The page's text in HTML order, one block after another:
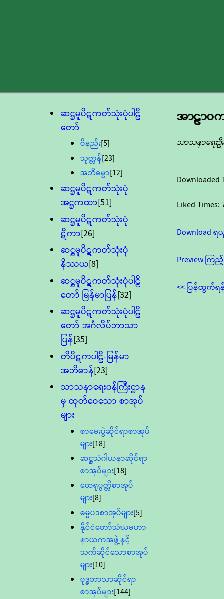
ဆဋ္ဌမူပိဋကတ်သုံးပုံပါဠိ
တော်
ဝိနည်း[5]
သုတ္တန်[23]
အဘိဓမ္မာ[12]
ဆဋ္ဌမူပိဋကတ်သုံးပုံ
အဋ္ဌကထာ[51]
ဆဋ္ဌမူပိဋကတ်သုံးပုံ
ဋီကာ[26]
ဆဋ္ဌမူပိဋကတ်သုံးပုံ
နိဿယ[8]
ဆဋ္ဌမူပိဋကတ်သုံးပုံပါဠိ
တော် မြန်မာပြန်[32]
ဆဋ္ဌမူပိဋကတ်သုံးပုံပါဠိ
တော် အင်္ဂလိပ်ဘာသာ
ပြန်[35]
တိပိဋကပါဠိ-မြန်မာ
အဘိဓာန်[23]
သာသနာရေး၀န်ကြီးဌာန
မှ ထုတ်ဝေသော စာအုပ်
များ
စာမေးပွဲဆိုင်ရာစာအုပ်
များ[18]
ဆဋ္ဌသံဂါယနာဆိုင်ရာ
စာအုပ်များ[18]
ထေရုပ္ပတ္တိစာအုပ်
များ[8]
ဓမ္မပဒစာအုပ်များ[5]
နိုင်ငံတော်သံဃမဟာ
နာယကအဖွဲ့နှင့်
သက်ဆိုင်သောစာအုပ်
များ[10]
ဗုဒ္ဓဘာသာဆိုင်ရာ
စာအုပ်များ[144]
အာဠာဝက
သာသနာရေးဦ
Downloaded
Liked Times:
Download
Preview ကြ
<< ပြန်ထွက်ရ